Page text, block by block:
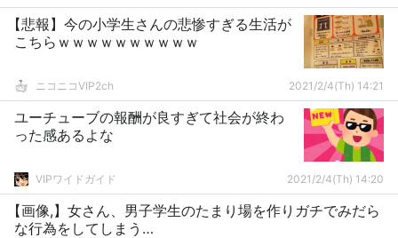
【悲報】今の小学生さんの悲惨すぎる生活が
こちらｗｗｗｗｗｗｗｗｗｗ
ニコニコVIP2ch 2021/2/4(Th) 14:21
ユーチューブの報酬が良すぎて社会が終わ
った感あるよな
VIPワイドガイド 2021/2/4(Th) 14:20
【画像,】女さん、男子学生のたまり場を作りガチでみだら
な行為をしてしまう…